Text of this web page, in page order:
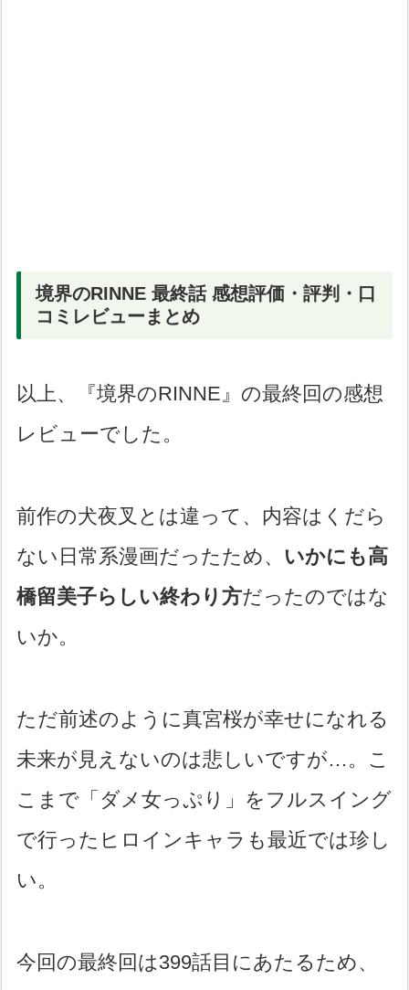
境界のRINNE 最終話 感想評価・評判・口
コミレビューまとめ
以上、『境界のRINNE』の最終回の感想
レビューでした。
前作の犬夜叉とは違って、内容はくだら
ない日常系漫画だったため、 いかにも高
橋留美子らしい終わり方だったのではな
いか。
ただ前述のように真宮桜が幸せになれる
未来が見えないのは悲しいですが…。こ
こまで「ダメ女っぷり」をフルスイング
で行ったヒロインキャラも最近では珍し
い。
今回の最終回は399話目にあたるため、